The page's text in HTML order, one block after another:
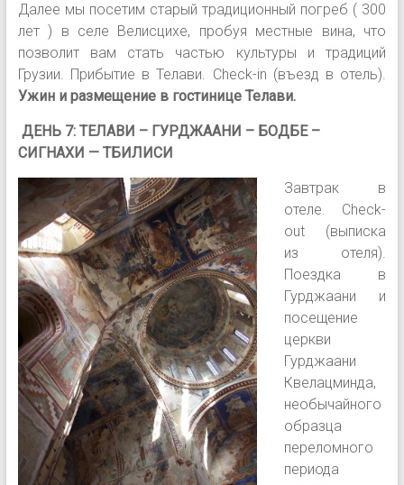
Далее мы посетим старый традиционный погреб ( 300
лет ) в селе Велисцихе, пробуя местные вина, что
позволит вам стать частью культуры и традиций
Грузии. Прибытие в Телави. Сheck-in (въезд в отель).
Ужин и размещение в гостинице Телави.
ДЕНЬ 7: ТЕЛАВИ – ГУРДЖААНИ – БОДБЕ –
СИГНАХИ — ТБИЛИСИ
Завтрак в
отеле. Сheck-
out (выписка
из отеля).
Поездка в
Гурджаани и
посещение
церкви
Гурджаани
Квелацминда,
необычайного
образца
переломного
периода